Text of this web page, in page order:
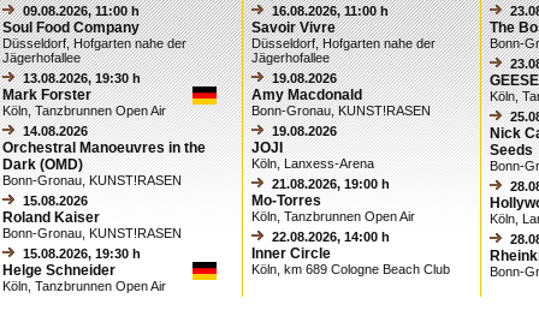
09.08.2026, 11:00 h
Soul Food Company
Düsseldorf, Hofgarten nahe der
Jägerhofallee
13.08.2026, 19:30 h
Mark Forster
Köln, Tanzbrunnen Open Air
14.08.2026
Orchestral Manoeuvres in the
Dark (OMD)
Bonn-Gronau, KUNST!RASEN
15.08.2026
Roland Kaiser
Bonn-Gronau, KUNST!RASEN
15.08.2026, 19:30 h
Helge Schneider
Köln, Tanzbrunnen Open Air
16.08.2026, 11:00 h
Savoir Vivre
Düsseldorf, Hofgarten nahe der
Jägerhofallee
19.08.2026
Amy Macdonald
Bonn-Gronau, KUNST!RASEN
19.08.2026
JOJI
Köln, Lanxess-Arena
21.08.2026, 19:00 h
Mo-Torres
Köln, Tanzbrunnen Open Air
22.08.2026, 14:00 h
Inner Circle
Köln, km 689 Cologne Beach Club
The
Bonn-
GEESE
Köln,
Nick
Seeds
Bonn-
Köln,
Bonn-